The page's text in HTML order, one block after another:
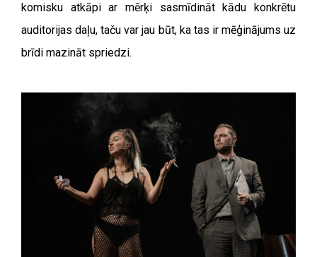
komisku atkāpi ar mērķi sasmīdināt kādu konkrētu
auditorijas daļu, taču var jau būt, ka tas ir mēģinājums uz
brīdi mazināt spriedzi.